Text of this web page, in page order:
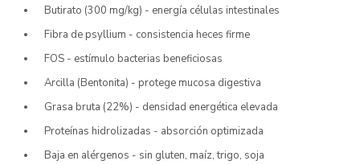
Butirato (300 mg/kg) - energía células intestinales
Fibra de psyllium - consistencia heces firme
FOS - estímulo bacterias beneficiosas
Arcilla (Bentonita) - protege mucosa digestiva
Grasa bruta (22%) - densidad energética elevada
Proteínas hidrolizadas - absorción optimizada
Baja en alérgenos - sin gluten, maíz, trigo, soja